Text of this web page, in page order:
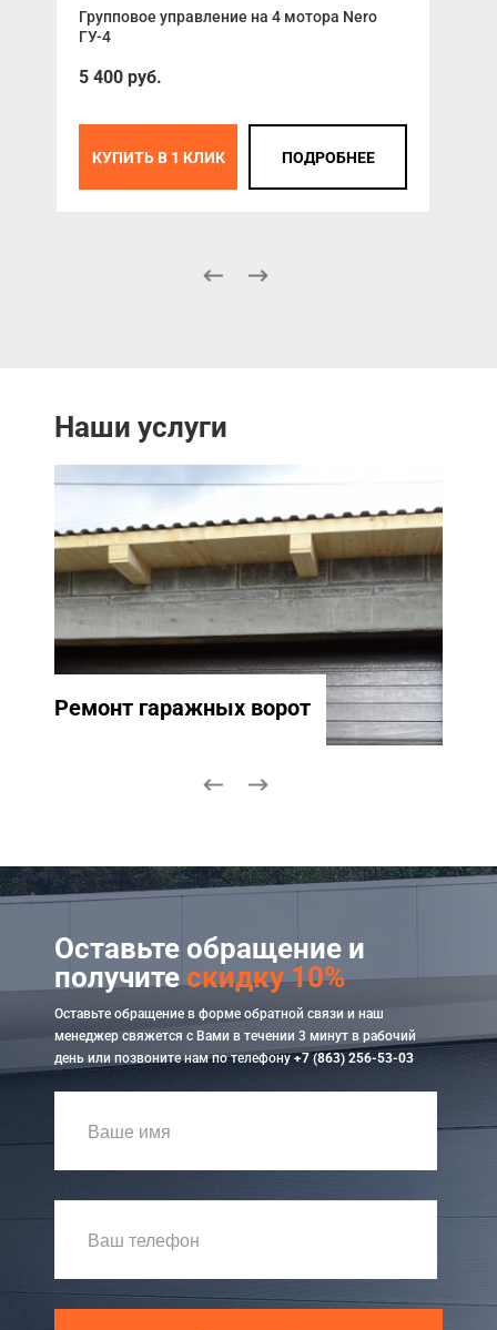
Групповое управление на 4 мотора Nero
ГУ-4
5 400 руб.
КУПИТЬ В 1 КЛИК ПОДРОБНЕЕ
Наши услуги
Ремонт гаражных ворот
Оставьте обращение и
получитескидку 10%
Оставьте обращение в форме обратной связи и наш
менеджер свяжется с Вами в течении 3 минут в рабочий
день или позвоните нам по телефону+7 (863) 256-53-03